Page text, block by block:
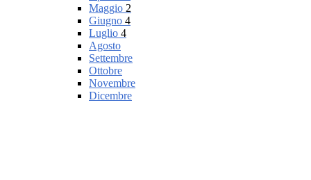
Maggio 2
Giugno 4
Luglio 4
Agosto
Settembre
Ottobre
Novembre
Dicembre